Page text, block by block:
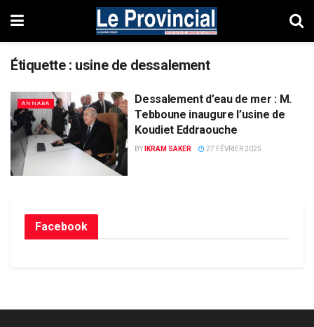
Étiquette : usine de dessalement
ANNABA
Dessalement d’eau de mer : M.
Tebboune inaugure l’usine de
Koudiet Eddraouche
BY IKRAM SAKER 27 FÉVRIER 2025
Facebook